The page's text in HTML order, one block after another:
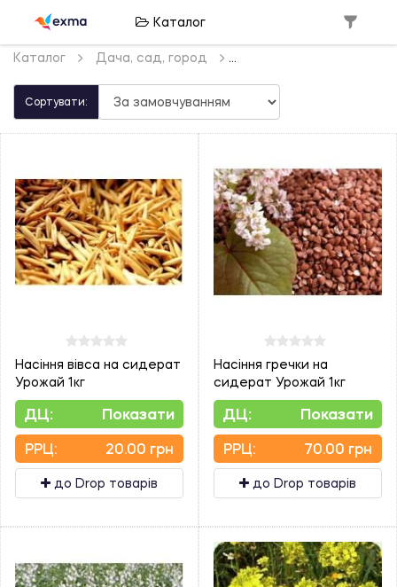
Каталог
Каталог Дача, сад, город
Сортувати:
Насіння вівса на сидерат
Урожай 1кг
ДЦ: Показати
PPЦ: 20.00 грн
до Drop товарів
Насіння гречки на
сидерат Урожай 1кг
ДЦ: Показати
PPЦ: 70.00 грн
до Drop товарів